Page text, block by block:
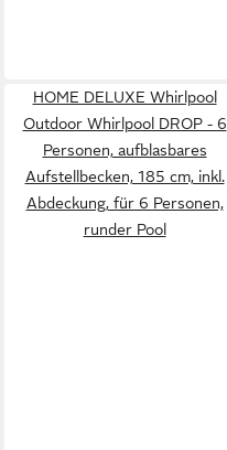
HOME DELUXE Whirlpool
Outdoor Whirlpool DROP - 6
Personen, aufblasbares
Aufstellbecken, 185 cm, inkl.
Abdeckung, für 6 Personen,
runder Pool